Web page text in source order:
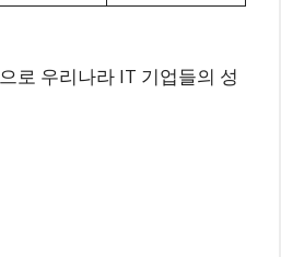
로 우리나라 IT 기업들의 성